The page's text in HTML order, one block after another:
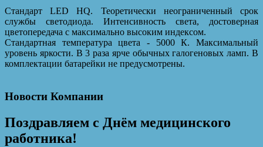
Стандарт LED HQ. Теоретически неограниченный срок
службы светодиода. Интенсивность света, достоверная
цветопередача с максимально высоким индексом.
Стандартная температура цвета - 5000 К. Максимальный
уровень яркости. В 3 раза ярче обычных галогеновых ламп. В
комплектации батарейки не предусмотрены.
Новости Компании
Поздравляем с Днём медицинского
работника!